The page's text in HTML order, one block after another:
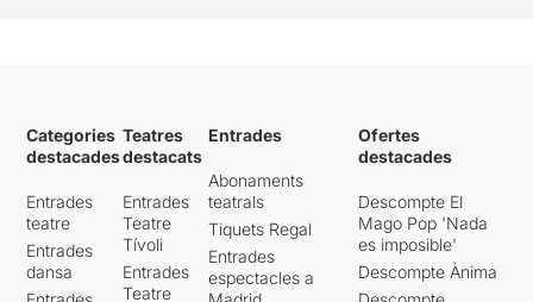
Categories
destacades
Entrades
teatre
Entrades
dansa
Teatres
destacats
Entrades
Teatre
Tívoli
Entrades
Teatre
Entrades
Abonaments
teatrals
Tiquets Regal
Entrades
espectacles a
Ofertes
destacades
Descompte El
Mago Pop 'Nada
es imposible'
Descompte Ànima